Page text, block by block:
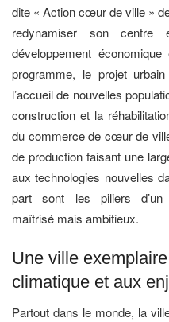
dite « Action cœur de ville »
redynamiser son
développement
programme, le projet
l’accueil de nouvelles
construction et la
du commerce de cœur de
de production faisant une
aux technologies nouvelles
part sont les piliers d’un
maîtrisé mais ambitieux.
Une ville
climatique et aux
Partout dans le monde, la